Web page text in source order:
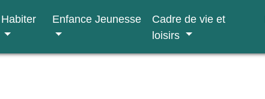
Habiter Enfance Jeunesse
Cadre de vie et
loisirs